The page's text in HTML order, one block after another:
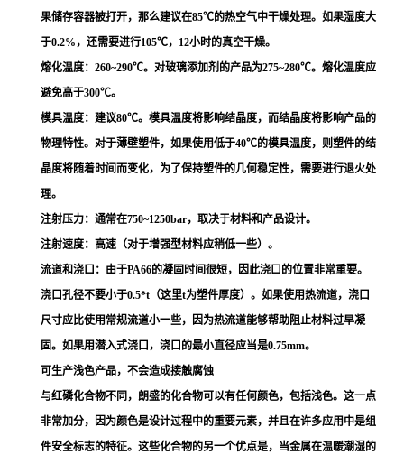
果储存容器被打开，那么建议在85℃的热空气中干燥处理。如果湿度大
于0.2%，还需要进行105℃，12小时的真空干燥。
熔化温度：260~290℃。对玻璃添加剂的产品为275~280℃。熔化温度应
避免高于300℃。
模具温度：建议80℃。模具温度将影响结晶度，而结晶度将影响产品的
物理特性。对于薄壁塑件，如果使用低于40℃的模具温度，则塑件的结
晶度将随着时间而变化，为了保持塑件的几何稳定性，需要进行退火处
理。
注射压力：通常在750~1250bar，取决于材料和产品设计。
注射速度：高速（对于增强型材料应稍低一些）。
流道和浇口：由于PA66的凝固时间很短，因此浇口的位置非常重要。
浇口孔径不要小于0.5*t（这里t为塑件厚度）。如果使用热流道，浇口
尺寸应比使用常规流道小一些，因为热流道能够帮助阻止材料过早凝
固。如果用潜入式浇口，浇口的最小直径应当是0.75mm。
可生产浅色产品，不会造成接触腐蚀
与红磷化合物不同，朗盛的化合物可以有任何颜色，包括浅色。这一点
非常加分，因为颜色是设计过程中的重要元素，并且在许多应用中是组
件安全标志的特征。这些化合物的另一个优点是，当金属在温暖潮湿的